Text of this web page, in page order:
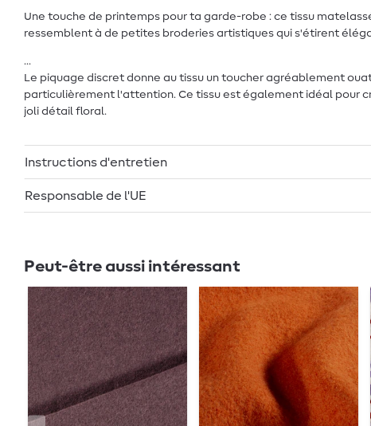
Une touche de printemps pour ta garde-robe : ce tissu
ressemblent à de petites broderies artistiques qui s'étirent
...
Le piquage discret donne au tissu un toucher agréablement
particulièrement l'attention. Ce tissu est également idéal pour
joli détail floral.
Instructions d'entretien
Responsable de l'UE
Peut-être aussi intéressant